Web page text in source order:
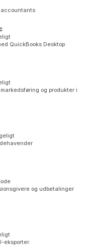
accountants
QuickBooks Desktop
og produkter i
og udbetalinger
eksporter.